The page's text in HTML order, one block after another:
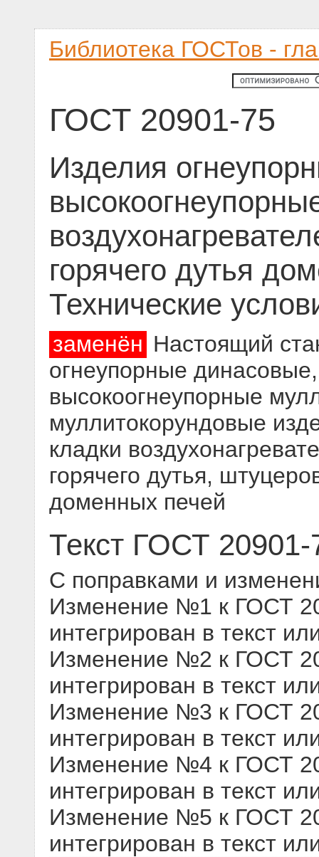
Библиотека ГОСТов -
ГОСТ 20901-75
Изделия
горячего дутья
Технические
заменён Настоящий
огнеупорные
высокоогнеупорные
муллитокорундовые
кладки
горячего дутья,
доменных печей
Текст ГОСТ 20901-
С поправками и
Изменение №1 к ГОСТ
интегрирован в текст
Изменение №2 к ГОСТ
интегрирован в текст
Изменение №3 к ГОСТ
интегрирован в текст
Изменение №4 к ГОСТ
интегрирован в текст
Изменение №5 к ГОСТ
интегрирован в текст